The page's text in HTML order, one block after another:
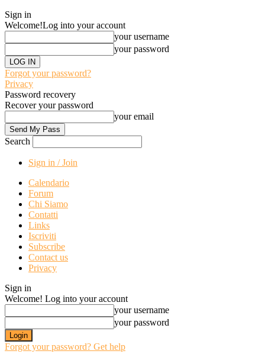
Sign in
Welcome!Log into your account
your username
your password
Forgot your password?
Privacy
Password recovery
Recover your password
your email
Search
Sign in / Join
Calendario
Forum
Chi Siamo
Contatti
Links
Iscriviti
Subscribe
Contact us
Privacy
Sign in
Welcome! Log into your account
your username
your password
Forgot your password? Get help